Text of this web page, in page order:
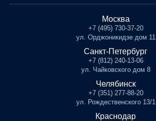
Москва
+7 (495) 730-37-20
ул. Орджоникидзе дом 11
Санкт-Петербург
+7 (812) 240-13-06
ул. Чайковского дом 8
Челябинск
+7 (351) 277-88-20
ул. Рождественского 13/1
Краснодар